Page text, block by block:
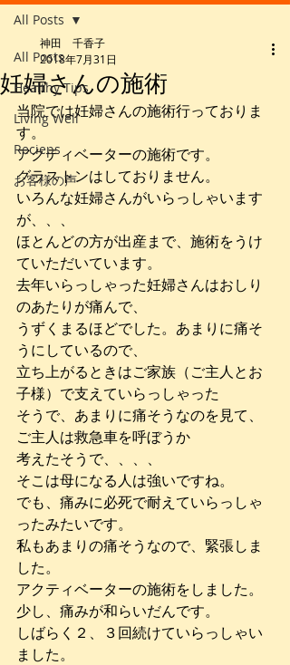
All Posts
Healthy Tips
Living Well
Recieps
お客様の声
All Posts
妊婦さんの施術
神田 千香子
2018年7月31日
当院では妊婦さんの施術行っておりま
す。
アクティベーターの施術です。
グラストンはしておりません。
いろんな妊婦さんがいらっしゃいます
が、、、
ほとんどの方が出産まで、施術をうけ
ていただいています。
去年いらっしゃった妊婦さんはおしり
のあたりが痛んで、
うずくまるほどでした。あまりに痛そ
うにしているので、
立ち上がるときはご家族（ご主人とお
子様）で支えていらっしゃった
そうで、あまりに痛そうなのを見て、
ご主人は救急車を呼ぼうか
考えたそうで、、、、
そこは母になる人は強いですね。
でも、痛みに必死で耐えていらっしゃ
ったみたいです。
私もあまりの痛そうなので、緊張しま
した。
アクティベーターの施術をしました。
少し、痛みが和らいだんです。
しばらく２、３回続けていらっしゃい
ました。